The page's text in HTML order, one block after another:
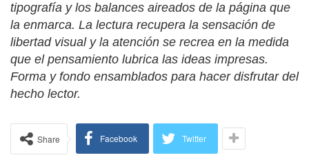
tipografía y los balances aireados de la página que
la enmarca. La lectura recupera la sensación de
libertad visual y la atención se recrea en la medida
que el pensamiento lubrica las ideas impresas.
Forma y fondo ensamblados para hacer disfrutar del
hecho lector.
Share Facebook Twitter